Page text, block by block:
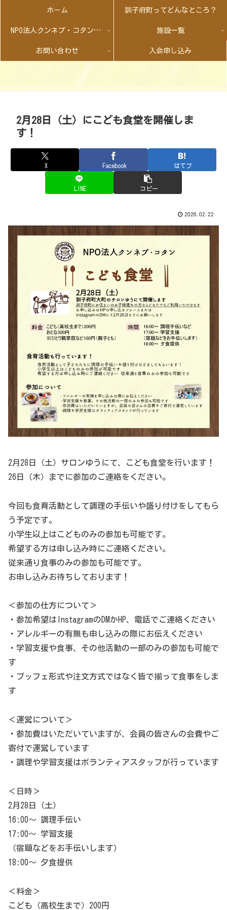
ホーム 訓子府町ってどんなところ？
NPO法人クンネプ・コタンとは 施設一覧
お問い合わせ 入会申し込み
2月28日（土）にこども食堂を開催しま
す！
X Facebook はてブ
LINE コピー
2026.02.22
2月28日（土）サロンゆうにて、こども食堂を行います！
26日（木）までに参加のご連絡をください。
今回も食育活動として調理の手伝いや盛り付けをしてもら
う予定です。
小学生以上はこどものみの参加も可能です。
希望する方は申し込み時にご連絡ください。
従来通り食事のみの参加も可能です。
お申し込みお待ちしております！
＜参加の仕方について＞
・参加希望はInstagramのDMかHP、電話でご連絡ください
・アレルギーの有無も申し込みの際にお伝えください
・学習支援や食事、その他活動の一部のみの参加も可能で
す
・ブッフェ形式や注文方式ではなく皆で揃って食事をしま
す
＜運営について＞
・参加費はいただいていますが、会員の皆さんの会費やご
寄付で運営しています
・調理や学習支援はボランティアスタッフが行っています
＜日時＞
2月28日（土）
16:00〜 調理手伝い
17:00〜 学習支援
（宿題などをお手伝いします）
18:00〜 夕食提供
＜料金＞
こども（高校生まで）200円